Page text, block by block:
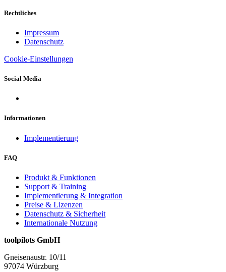
Rechtliches
Impressum
Datenschutz
Cookie-Einstellungen
Social Media
Informationen
Implementierung
FAQ
Produkt & Funktionen
Support & Training
Implementierung & Integration
Preise & Lizenzen
Datenschutz & Sicherheit
Internationale Nutzung
toolpilots GmbH
Gneisenaustr. 10/11
97074 Würzburg